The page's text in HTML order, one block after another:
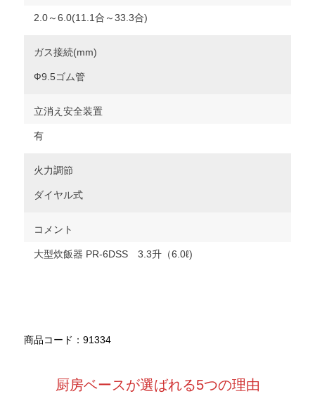
2.0～6.0(11.1合～33.3合)
ガス接続(mm)
Ф9.5ゴム管
立消え安全装置
有
火力調節
ダイヤル式
コメント
大型炊飯器 PR-6DSS 3.3升（6.0ℓ)
商品コード：91334
厨房ベースが選ばれる5つの理由